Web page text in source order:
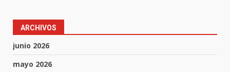
ARCHIVOS
junio 2026
mayo 2026